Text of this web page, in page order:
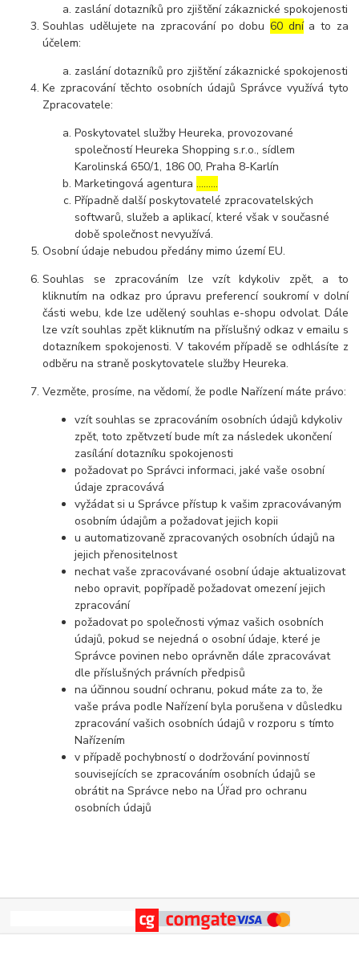
zaslání dotazníků pro zjištění zákaznické spokojenosti
Souhlas udělujete na zpracování po dobu60 dnía to za
účelem:
zaslání dotazníků pro zjištění zákaznické spokojenosti
Ke zpracování těchto osobních údajů Správce využívá tyto
Zpracovatele:
Poskytovatel služby Heureka, provozované
společností Heureka Shopping s.r.o., sídlem
Karolinská 650/1, 186 00, Praha 8-Karlín
Marketingová agentura………
Případně další poskytovatelé zpracovatelských
softwarů, služeb a aplikací, které však v současné
době společnost nevyužívá.
Osobní údaje nebudou předány mimo území EU.
Souhlas se zpracováním lze vzít kdykoliv zpět, a to
kliknutím na odkaz pro úpravu preferencí soukromí v dolní
části webu, kde lze udělený souhlas e-shopu odvolat. Dále
lze vzít souhlas zpět kliknutím na příslušný odkaz v emailu s
dotazníkem spokojenosti. V takovém případě se odhlásíte z
odběru na straně poskytovatele služby Heureka.
Vezměte, prosíme, na vědomí, že podle Nařízení máte právo:
vzít souhlas se zpracováním osobních údajů kdykoliv
zpět, toto zpětvzetí bude mít za následek ukončení
zasílání dotazníku spokojenosti
požadovat po Správci informaci, jaké vaše osobní
údaje zpracovává
vyžádat si u Správce přístup k vašim zpracovávaným
osobním údajům a požadovat jejich kopii
u automatizovaně zpracovaných osobních údajů na
jejich přenositelnost
nechat vaše zpracovávané osobní údaje aktualizovat
nebo opravit, popřípadě požadovat omezení jejich
zpracování
požadovat po společnosti výmaz vašich osobních
údajů, pokud se nejedná o osobní údaje, které je
Správce povinen nebo oprávněn dále zpracovávat
dle příslušných právních předpisů
na účinnou soudní ochranu, pokud máte za to, že
vaše práva podle Nařízení byla porušena v důsledku
zpracování vašich osobních údajů v rozporu s tímto
Nařízením
v případě pochybností o dodržování povinností
souvisejících se zpracováním osobních údajů se
obrátit na Správce nebo na Úřad pro ochranu
osobních údajů